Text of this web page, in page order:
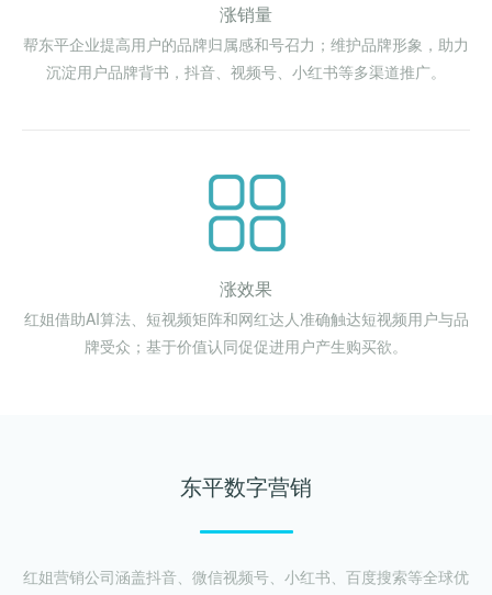
涨销量
帮东平企业提高用户的品牌归属感和号召力；维护品牌形象，助力
沉淀用户品牌背书，抖音、视频号、小红书等多渠道推广。
涨效果
红姐借助AI算法、短视频矩阵和网红达人准确触达短视频用户与品
牌受众；基于价值认同促促进用户产生购买欲。
东平数字营销
红姐营销公司涵盖抖音、微信视频号、小红书、百度搜索等全球优